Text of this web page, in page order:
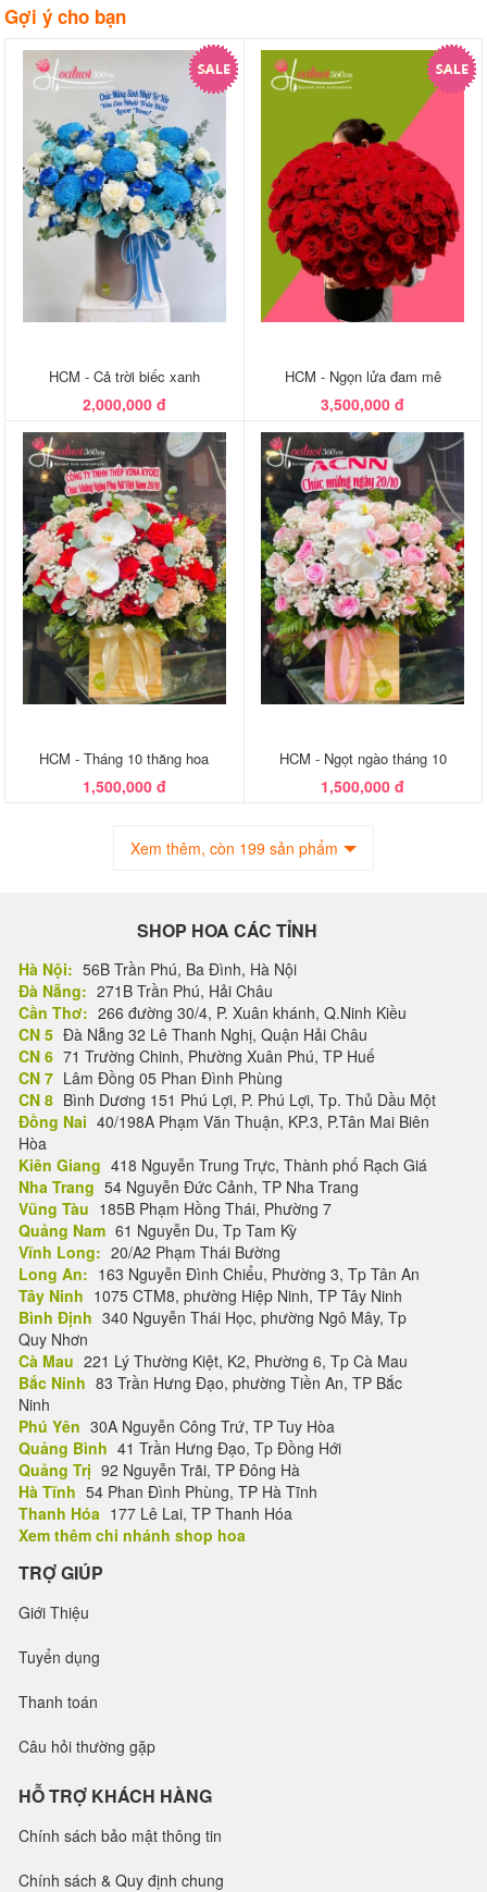
Gợi ý cho bạn
HCM - Cả trời biếc xanh
2,000,000 đ
HCM - Ngọn lửa đam mê
3,500,000 đ
HCM - Tháng 10 thăng hoa
1,500,000 đ
HCM - Ngọt ngào tháng 10
1,500,000 đ
Xem thêm, còn 199 sản phẩm
SHOP HOA CÁC TỈNH
Hà Nội: 56B Trần Phú, Ba Đình, Hà Nội
Đà Nẵng: 271B Trần Phú, Hải Châu
Cần Thơ: 266 đường 30/4, P. Xuân khánh, Q.Ninh Kiều
CN 5 Đà Nẵng 32 Lê Thanh Nghị, Quận Hải Châu
CN 6 71 Trường Chinh, Phường Xuân Phú, TP Huế
CN 7 Lâm Đồng 05 Phan Đình Phùng
CN 8 Bình Dương 151 Phú Lợi, P. Phú Lợi, Tp. Thủ Dầu Một
Đồng Nai 40/198A Phạm Văn Thuận, KP.3, P.Tân Mai Biên
Hòa
Kiên Giang 418 Nguyễn Trung Trực, Thành phố Rạch Giá
Nha Trang 54 Nguyễn Đức Cảnh, TP Nha Trang
Vũng Tàu 185B Phạm Hồng Thái, Phường 7
Quảng Nam 61 Nguyễn Du, Tp Tam Kỳ
Vĩnh Long: 20/A2 Phạm Thái Bường
Long An: 163 Nguyễn Đình Chiểu, Phường 3, Tp Tân An
Tây Ninh 1075 CTM8, phường Hiệp Ninh, TP Tây Ninh
Bình Định 340 Nguyễn Thái Học, phường Ngô Mây, Tp
Quy Nhơn
Cà Mau 221 Lý Thường Kiệt, K2, Phường 6, Tp Cà Mau
Bắc Ninh 83 Trần Hưng Đạo, phường Tiền An, TP Bắc
Ninh
Phú Yên 30A Nguyễn Công Trứ, TP Tuy Hòa
Quảng Bình 41 Trần Hưng Đạo, Tp Đồng Hới
Quảng Trị 92 Nguyễn Trãi, TP Đông Hà
Hà Tĩnh 54 Phan Đình Phùng, TP Hà Tĩnh
Thanh Hóa 177 Lê Lai, TP Thanh Hóa
Xem thêm chi nhánh shop hoa
TRỢ GIÚP
Giới Thiệu
Tuyển dụng
Thanh toán
Câu hỏi thường gặp
HỖ TRỢ KHÁCH HÀNG
Chính sách bảo mật thông tin
Chính sách & Quy định chung